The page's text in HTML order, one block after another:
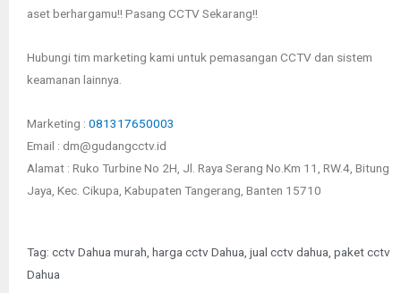
aset berhargamu!! Pasang CCTV Sekarang!!
Hubungi tim marketing kami untuk pemasangan CCTV dan sistem
keamanan lainnya.
Marketing : 081317650003
Email : dm@gudangcctv.id
Alamat : Ruko Turbine No 2H, Jl. Raya Serang No.Km 11, RW.4, Bitung
Jaya, Kec. Cikupa, Kabupaten Tangerang, Banten 15710
Tag: cctv Dahua murah harga cctv Dahua jual cctv dahua paket cctv
Dahua